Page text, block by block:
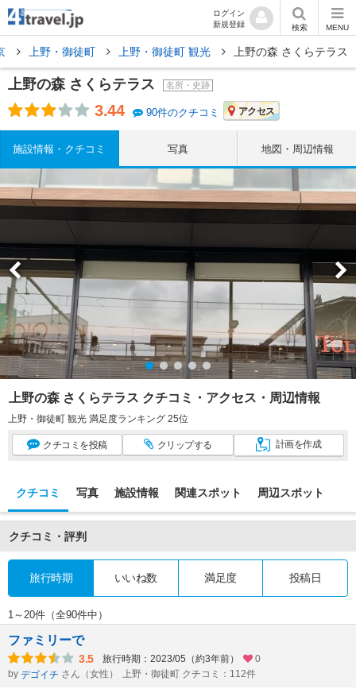
ログイン
新規登録
検索 MENU
上野・御徒町 上野・御徒町 観光 上野の森 さくらテラス
上野の森 さくらテラス 名所・史跡
3.44 90件のクチコミ アクセス
施設情報・クチコミ 写真 地図・周辺情報
上野の森 さくらテラス クチコミ・アクセス・周辺情報
上野・御徒町 観光 満足度ランキング 25位
クチコミ を投稿 クリップする 計画を作成
クチコミ 写真 施設情報 関連スポット 周辺スポット
クチコミ・評判
旅行時期 いいね数 満足度 投稿日
1～20件（全90件中）
ファミリーで
3.5 旅行時期：2023/05（約3年前）
0
by デゴイチ さん（女性） 上野・御徒町 クチコミ：112件